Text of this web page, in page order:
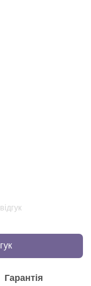
Гарантія